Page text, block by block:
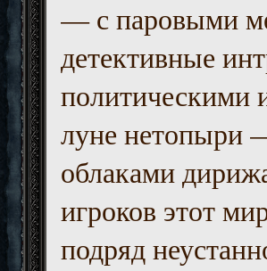
— с паровыми
детективные
политическими
луне
облаками
игроков этот
подряд